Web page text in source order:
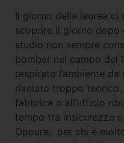
Il giorno della laurea
scoprire il giorno dopo
studio non sempre
bomber nel campo del
respirato l’ambiente da
rivelato troppo teorico.
fabbrica o all’ufficio
tempo tra insicurezze
Oppure, per chi è